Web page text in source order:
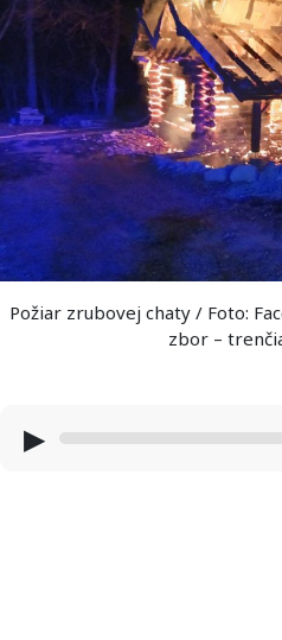
Požiar zrubovej chaty / Foto:
zbor –
▶